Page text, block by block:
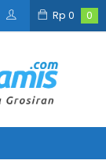
Rp 0 0